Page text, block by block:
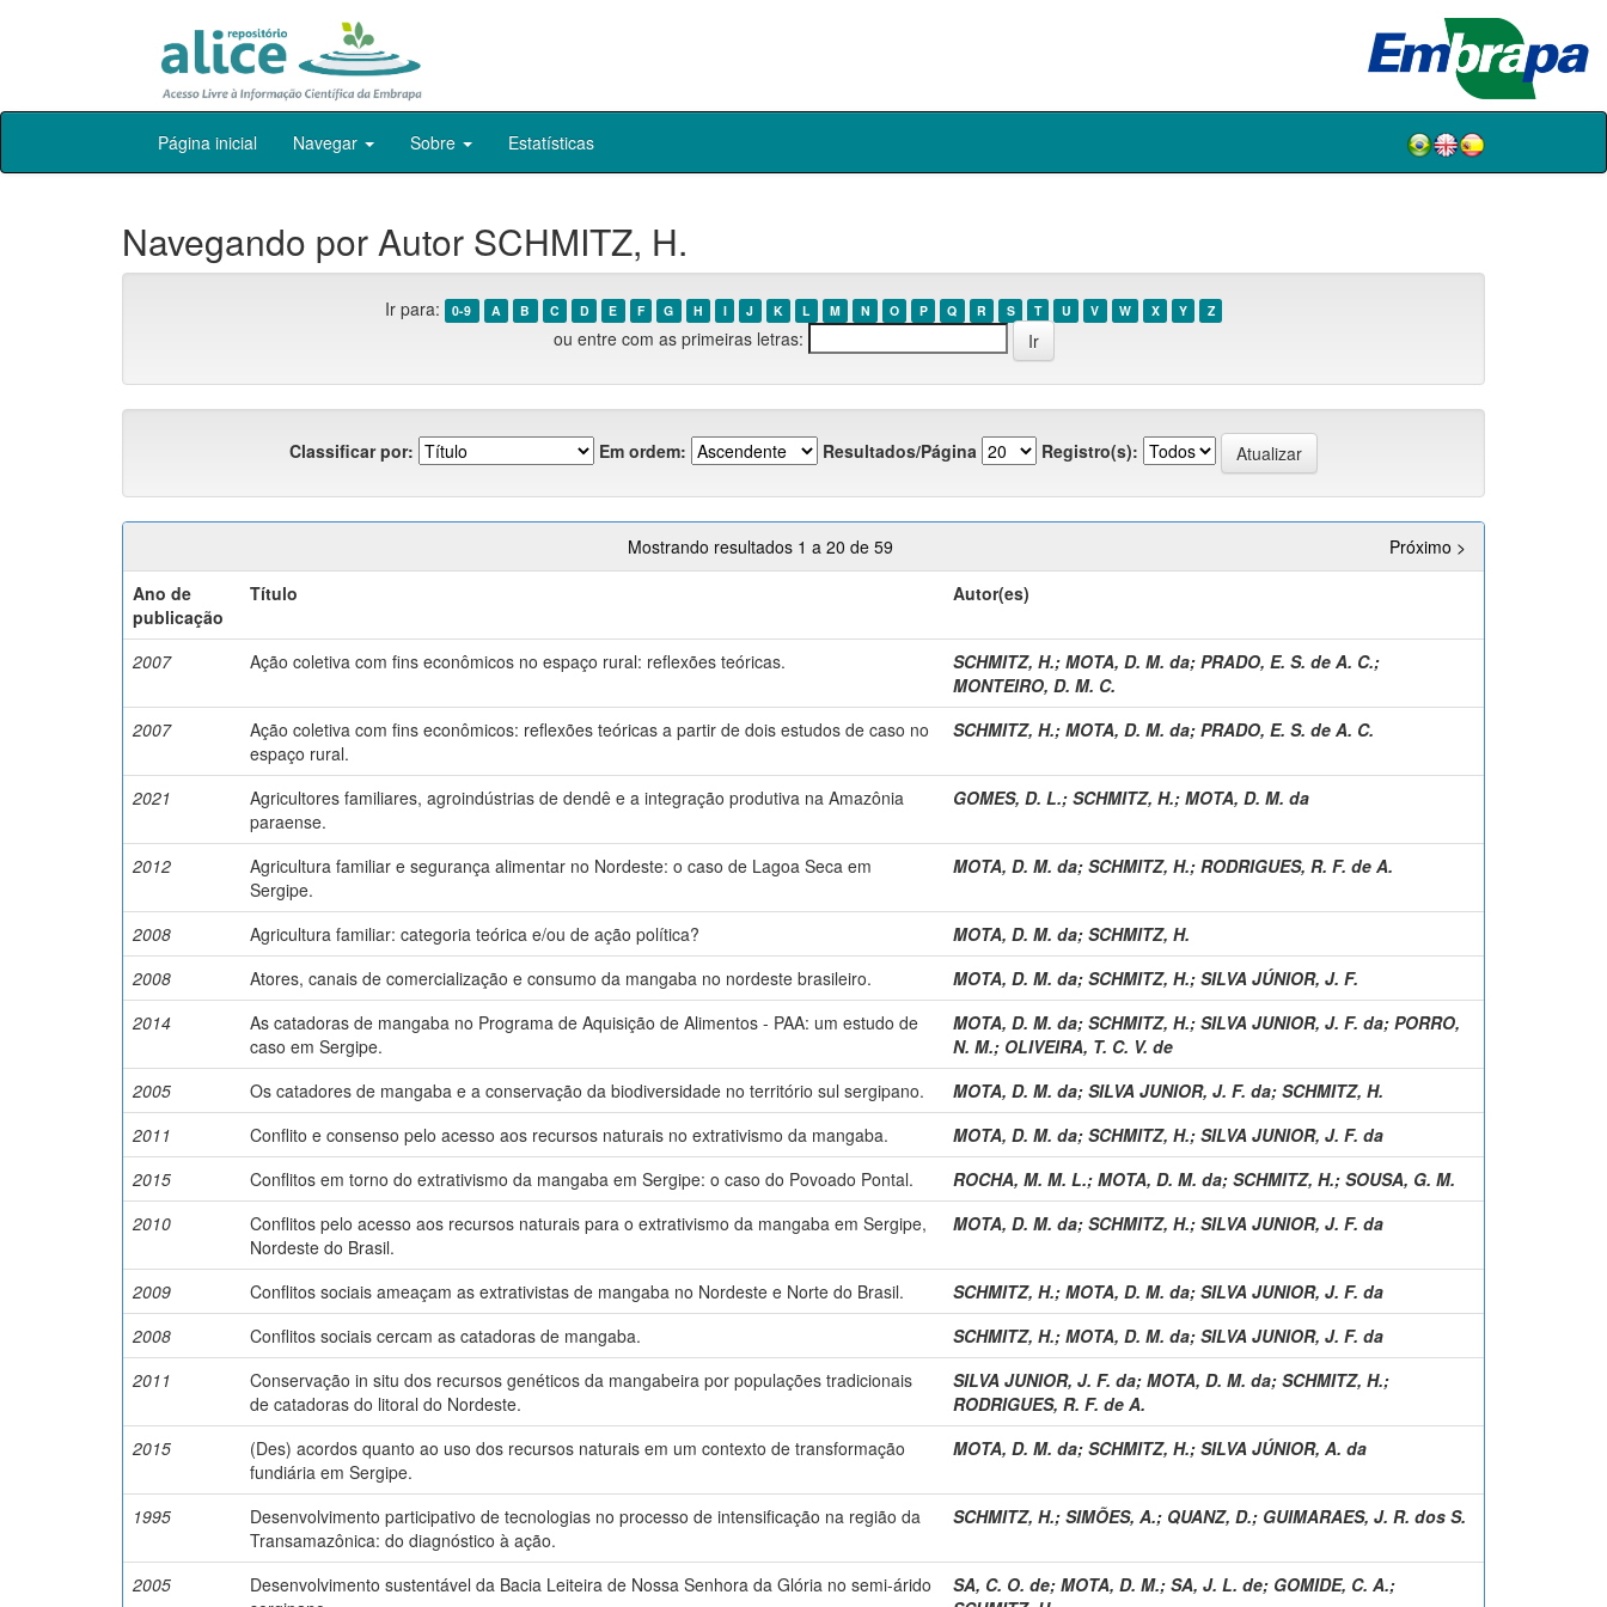
Skip
Página inicial Navegar Sobre Estatísticas
Navegando por Autor SCHMITZ, H.
Ir para: 0-9 A B C D E F G H I J K L M N O P Q R S T U V W X Y Z
ou entre com as primeiras letras:
Classificar por: Em ordem: Resultados/Página Registro(s):
Mostrando resultados 1 a 20 de 59
Próximo >
Ano de
publicação
Título Autor(es)
2007 Ação coletiva com fins econômicos no espaço rural: reflexões teóricas. SCHMITZ, H.; MOTA, D. M. da; PRADO, E. S. de A. C.;
MONTEIRO, D. M. C.
2007
Ação coletiva com fins econômicos: reflexões teóricas a partir de dois estudos de caso no
espaço rural.
SCHMITZ, H.; MOTA, D. M. da; PRADO, E. S. de A. C.
2021
Agricultores familiares, agroindústrias de dendê e a integração produtiva na Amazônia
paraense.
GOMES, D. L.; SCHMITZ, H.; MOTA, D. M. da
2012
Agricultura familiar e segurança alimentar no Nordeste: o caso de Lagoa Seca em
Sergipe.
MOTA, D. M. da; SCHMITZ, H.; RODRIGUES, R. F. de A.
2008 Agricultura familiar: categoria teórica e/ou de ação política? MOTA, D. M. da; SCHMITZ, H.
2008
Atores, canais de comercialização e consumo da mangaba no nordeste brasileiro. MOTA, D. M. da; SCHMITZ, H.; SILVA JÚNIOR, J. F.
2014
As catadoras de mangaba no Programa de Aquisição de Alimentos - PAA: um estudo de
caso em Sergipe.
MOTA, D. M. da; SCHMITZ, H.; SILVA JUNIOR, J. F. da; PORRO,
N. M.; OLIVEIRA, T. C. V. de
2005
Os catadores de mangaba e a conservação da biodiversidade no território sul sergipano. MOTA, D. M. da; SILVA JUNIOR, J. F. da; SCHMITZ, H.
2011
Conflito e consenso pelo acesso aos recursos naturais no extrativismo da mangaba. MOTA, D. M. da; SCHMITZ, H.; SILVA JUNIOR, J. F. da
2015
Conflitos em torno do extrativismo da mangaba em Sergipe: o caso do Povoado Pontal. ROCHA, M. M. L.; MOTA, D. M. da; SCHMITZ, H.; SOUSA, G. M.
2010
Conflitos pelo acesso aos recursos naturais para o extrativismo da mangaba em Sergipe,
Nordeste do Brasil.
MOTA, D. M. da; SCHMITZ, H.; SILVA JUNIOR, J. F. da
2009 Conflitos sociais ameaçam as extrativistas de mangaba no Nordeste e Norte do Brasil. SCHMITZ, H.; MOTA, D. M. da; SILVA JUNIOR, J. F. da
2008
Conflitos sociais cercam as catadoras de mangaba. SCHMITZ, H.; MOTA, D. M. da; SILVA JUNIOR, J. F. da
2011
Conservação in situ dos recursos genéticos da mangabeira por populações tradicionais
de catadoras do litoral do Nordeste.
SILVA JUNIOR, J. F. da; MOTA, D. M. da; SCHMITZ, H.;
RODRIGUES, R. F. de A.
2015
(Des) acordos quanto ao uso dos recursos naturais em um contexto de transformação
fundiária em Sergipe.
MOTA, D. M. da; SCHMITZ, H.; SILVA JÚNIOR, A. da
1995
Desenvolvimento participativo de tecnologias no processo de intensificação na região da
Transamazônica: do diagnóstico à ação.
SCHMITZ, H.; SIMÕES, A.; QUANZ, D.; GUIMARAES, J. R. dos S.
2005
Desenvolvimento sustentável da Bacia Leiteira de Nossa Senhora da Glória no semi-árido
SA, C. O. de; MOTA, D. M.; SA, J. L. de; GOMIDE, C. A.;